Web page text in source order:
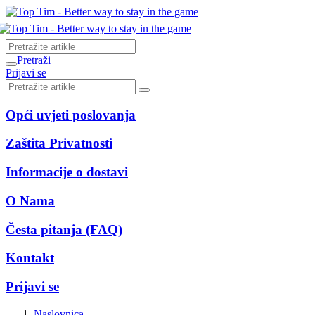
Pretraži
Prijavi se
Opći uvjeti poslovanja
Zaštita Privatnosti
Informacije o dostavi
O Nama
Česta pitanja (FAQ)
Kontakt
Prijavi se